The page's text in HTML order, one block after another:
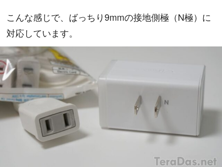
こんな感じで、ばっちり9mmの接地側極（N極）に
対応しています。